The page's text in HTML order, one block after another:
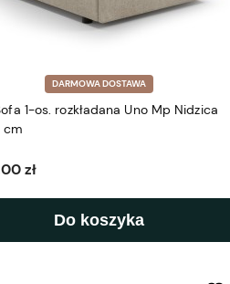
DARMOWA DOSTAWA
1-os. rozkładana Uno Mp Nidzica
cm
zł
Do koszyka